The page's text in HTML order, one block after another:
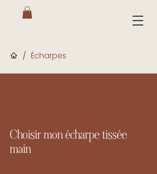
/ Écharpes
Choisir mon écharpe tissée
main